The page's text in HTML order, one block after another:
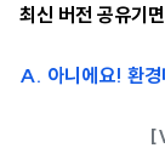
최신 버전 공유기
A. 아니에요! 환경